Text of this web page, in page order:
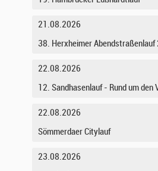
21.08.2026
38. Herxheimer Abendstraßenlauf
22.08.2026
12. Sandhasenlauf - Rund um den
22.08.2026
Sömmerdaer Citylauf
23.08.2026